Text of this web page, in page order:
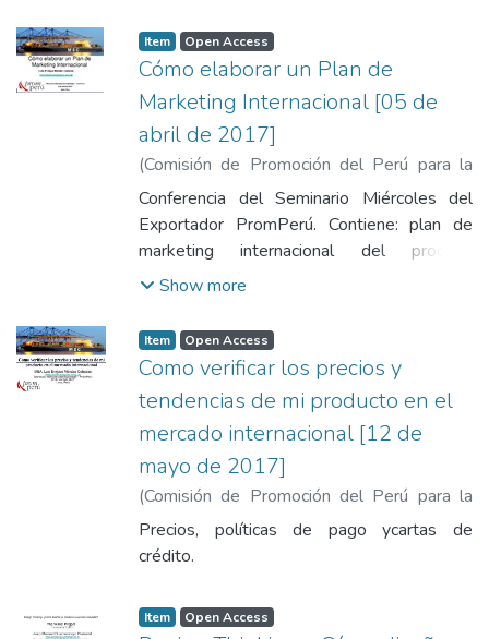
sostenibilidad ambiental, social y
organizacional - garantía y transparencia.
Item Open Access
Cómo elaborar un Plan de
Marketing Internacional [05 de
abril de 2017]
(Comisión de Promoción del Perú para la
Exportación y el Turismo ,2017-04-05)
Mendez Cabezas, Luis Enrique
Conferencia del Seminario Miércoles del
Exportador PromPerú. Contiene: plan de
marketing internacional del proceso
estratégico a la construcción de la ventaja
marketing internacional. Análisis de
rentabilidad de las estrategias de marketing
tercer tema: aplicación de estrategias de
global branding cuarto tema: presentación
de casos exitosos de internacionalización
Show more
Item Open Access
Como verificar los precios y
tendencias de mi producto en el
mercado internacional [12 de
mayo de 2017]
(Comisión de Promoción del Perú para la
Exportación y el Turismo,2017-04-12)
Mendez Cabezas, Luis Enrique
Precios, políticas de pago ycartas de
crédito.
Item Open Access